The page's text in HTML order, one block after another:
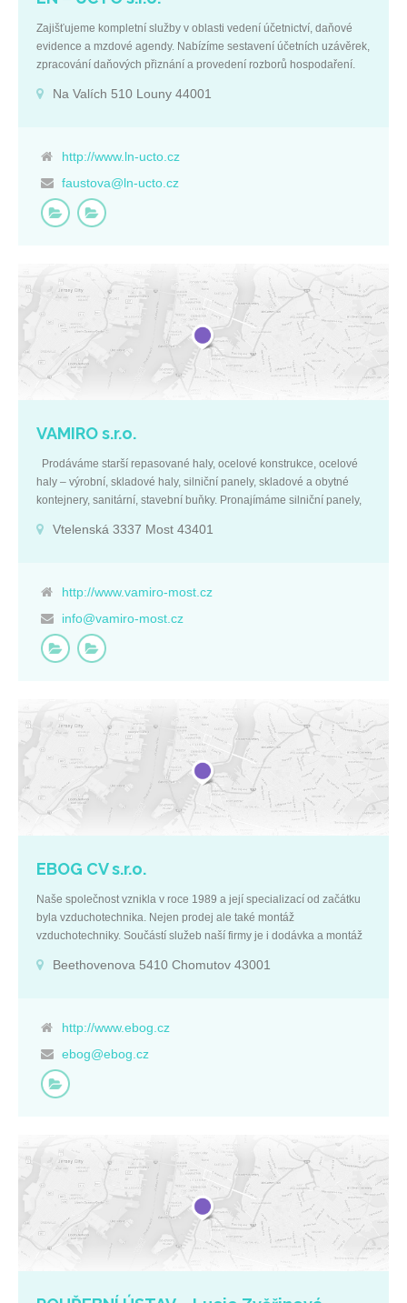
Zajišťujeme kompletní služby v oblasti vedení účetnictví, daňové
evidence a mzdové agendy. Nabízíme sestavení účetních uzávěrek,
zpracování daňových přiznání a provedení rozborů hospodaření.
47286971 DIČ: CZ47286971 Ústecký kraj Na Valích 510 Louny
Na Valích 510 Louny 44001
http://www.ln-ucto.cz
faustova@ln-ucto.cz
VAMIRO s.r.o.
Prodáváme starší repasované haly, ocelové konstrukce, ocelové
haly – výrobní, skladové haly, silniční panely, skladové a obytné
kontejnery, sanitární, stavební buňky. Pronajímáme silniční panely,
technologických celků. Výkup palet. Dále prodej sendvičových PUR
rukou. Základní údaje: IČ: 25001469 DIČ: CZ25001469 Ústecký
Vtelenská 3337 Most 43401
http://www.vamiro-most.cz
info@vamiro-most.cz
EBOG CV s.r.o.
Naše společnost vznikla v roce 1989 a její specializací od začátku
byla vzduchotechnika. Nejen prodej ale také montáž
vzduchotechniky. Součástí služeb naší firmy je i dodávka a montáž
zakázky po celé republice. Dodáváme vzduchotechniku na klíč,
počátečního projektu přes výrobu potrubí a všech potřebných
následný servis. Na všechny činnosti v oblasti výroby a montáže
vzduchotechniky vlastníme požadované atesty EU. Řadu
úspěšných realizací vzduchotechnických a klimatizačních zařízení
Vzduchotechniku a klimatizaci dodává a montuje především v
obchodních a průmyslových objektech, ale také v restauračních a
lázeňských zařízeních a dalších veřejných prostorách, ale i v
kancelářských budovách a obytných domech Základní údaje: IČ:
27285341 DIČ: CZ27285341 Ústecký kraj Beethovenova 5410
Chomutov 43001
Beethovenova 5410 Chomutov 43001
http://www.ebog.cz
ebog@ebog.cz